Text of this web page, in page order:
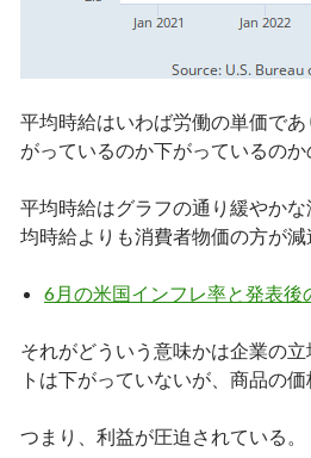
平均時給はいわば労働の単価で
がっているのか下がっているのか
平均時給はグラフの通り緩やか
均時給よりも消費者物価の方が減
6月の米国インフレ率と発表後
それがどういう意味かは企業の
トは下がっていないが、商品の
つまり、利益が圧迫されている。